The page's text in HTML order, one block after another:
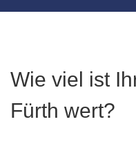
Wie viel ist
Fürth wert?